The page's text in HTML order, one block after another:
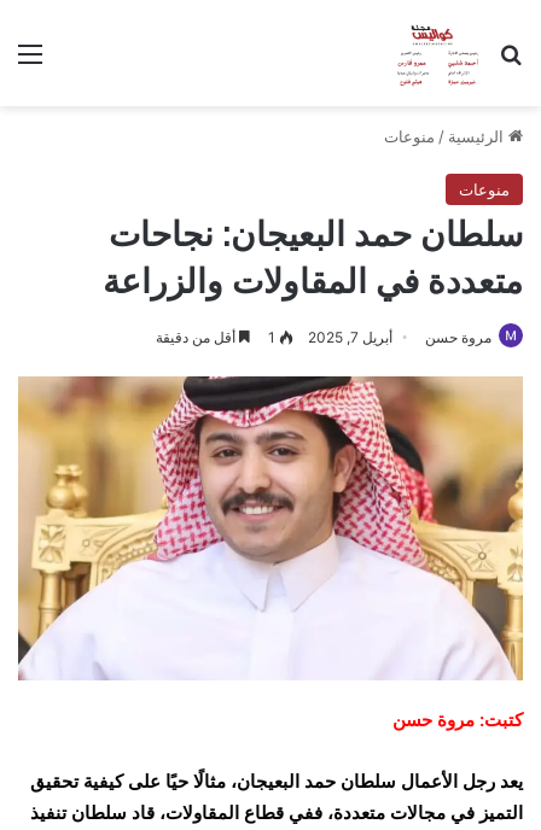
بحث عن
الرئيسية / منوعات
منوعات
سلطان حمد البعيجان: نجاحات
متعددة في المقاولات والزراعة
مروة حسن أبريل 7, 2025 1 أقل من دقيقة
كتبت: مروة حسن
يعد رجل الأعمال سلطان حمد البعيجان، مثالًا حيًا على كيفية تحقيق
التميز في مجالات متعددة، ففي قطاع المقاولات، قاد سلطان تنفيذ